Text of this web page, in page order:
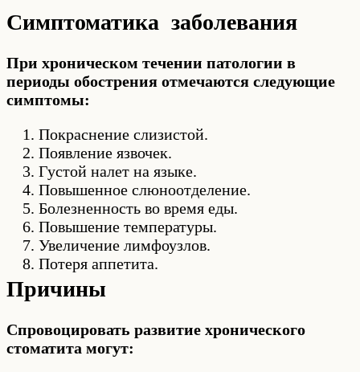
Симптоматика заболевания
При хроническом течении патологии в
периоды обострения отмечаются следующие
симптомы:
Покраснение слизистой.
Появление язвочек.
Густой налет на языке.
Повышенное слюноотделение.
Болезненность во время еды.
Повышение температуры.
Увеличение лимфоузлов.
Потеря аппетита.
Причины
Спровоцировать развитие хронического
стоматита могут: